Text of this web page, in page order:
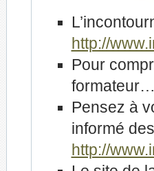
http://
Pour
formateur…
Pensez à
informé
http://